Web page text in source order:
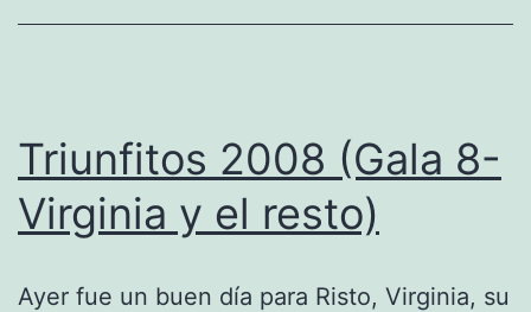
Triunfitos 2008 (Gala 8-
Virginia y el resto)
Ayer fue un buen día para Risto, Virginia, su